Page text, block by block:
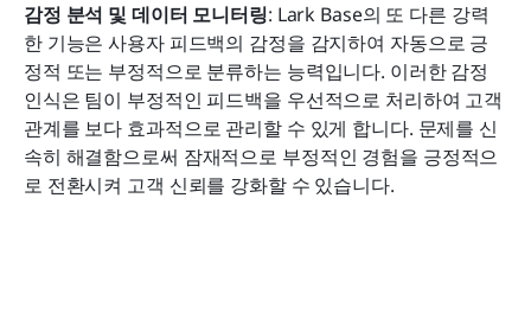
감정 분석 및 데이터 모니터링: Lark Base의 또 다른 강력
한 기능은 사용자 피드백의 감정을 감지하여 자동으로 긍
정적 또는 부정적으로 분류하는 능력입니다. 이러한 감정
인식은 팀이 부정적인 피드백을 우선적으로 처리하여 고객
관계를 보다 효과적으로 관리할 수 있게 합니다. 문제를 신
속히 해결함으로써 잠재적으로 부정적인 경험을 긍정적으
로 전환시켜 고객 신뢰를 강화할 수 있습니다.